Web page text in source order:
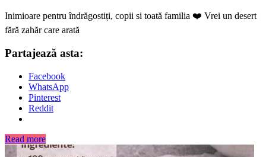
Inimioare pentru îndrăgostiți, copii si toată familia ❤️ Vrei un desert
fără zahăr care arată
Partajează asta:
Facebook
WhatsApp
Pinterest
Reddit
Read more